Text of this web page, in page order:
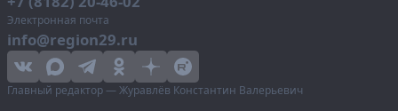
Электронная почта
info@region29.ru
Главный редактор — Журавлёв Константин Валерьевич